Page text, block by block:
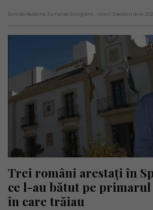
Scris de Redacția Jurnal de Emigrant - vineri, 9 septembrie
Trei români arestați în
ce l-au bătut pe
în care trăiau